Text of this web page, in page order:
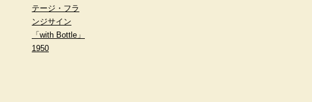
テージ・フラ
ンジサイン
「with Bottle」
1950